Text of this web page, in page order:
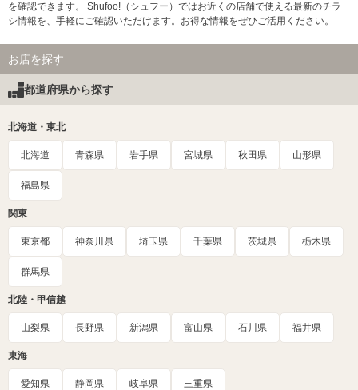
を確認できます。 Shufoo!（シュフー）ではお近くの店舗で使える最新のチラ
シ情報を、手軽にご確認いただけます。お得な情報をぜひご活用ください。
お店を探す
都道府県から探す
北海道・東北
北海道 青森県 岩手県 宮城県 秋田県 山形県
福島県
関東
東京都 神奈川県 埼玉県 千葉県 茨城県 栃木県
群馬県
北陸・甲信越
山梨県 長野県 新潟県 富山県 石川県 福井県
東海
愛知県 静岡県 岐阜県 三重県